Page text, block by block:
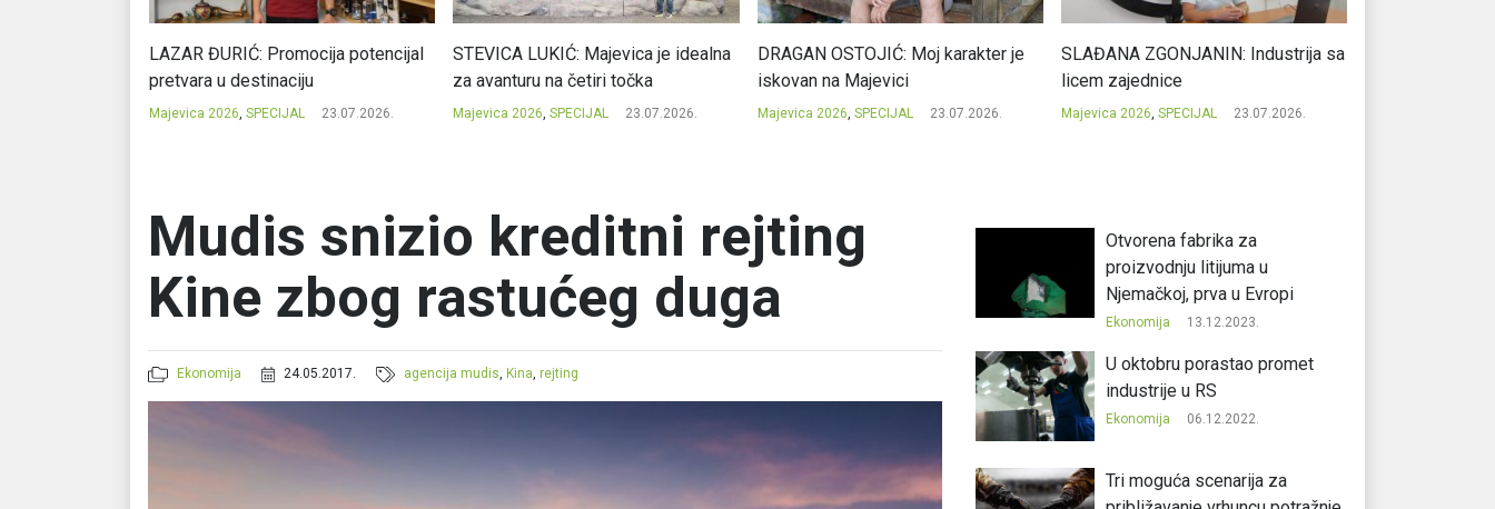
LAZAR ĐURIĆ: Promocija potencijal
pretvara u destinaciju
Majevica 2026, SPECIJAL 23.07.2026.
STEVICA LUKIĆ: Majevica je idealna
za avanturu na četiri točka
Majevica 2026, SPECIJAL 23.07.2026.
DRAGAN OSTOJIĆ: Moj karakter je
iskovan na Majevici
Majevica 2026, SPECIJAL 23.07.2026.
SLAĐANA ZGONJANIN: Industrija sa
licem zajednice
Majevica 2026, SPECIJAL 23.07.2026.
Mudis snizio kreditni rejting
Kine zbog rastućeg duga
Ekonomija 24.05.2017. agencija mudis, Kina,rejting
Otvorena fabrika za
proizvodnju litijuma u
Njemačkoj, prva u Evropi
Ekonomija 13.12.2023.
U oktobru porastao promet
industrije u RS
Ekonomija 06.12.2022.
Tri moguća scenarija za